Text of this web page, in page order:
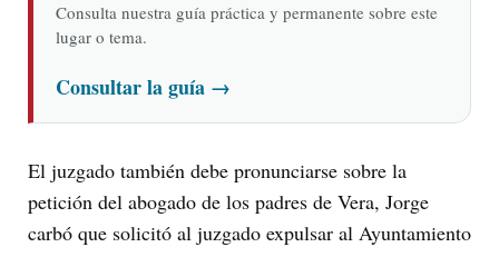
Consulta nuestra guía práctica y permanente sobre este
lugar o tema.
Consultar la guía →
El juzgado también debe pronunciarse sobre la
petición del abogado de los padres de Vera, Jorge
carbó que solicitó al juzgado expulsar al Ayuntamiento